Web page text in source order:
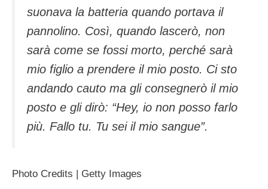
suonava la batteria quando portava il
pannolino. Così, quando lascerò, non
sarà come se fossi morto, perché sarà
mio figlio a prendere il mio posto. Ci sto
andando cauto ma gli consegnerò il mio
posto e gli dirò: “Hey, io non posso farlo
più. Fallo tu. Tu sei il mio sangue”.
Photo Credits | Getty Images